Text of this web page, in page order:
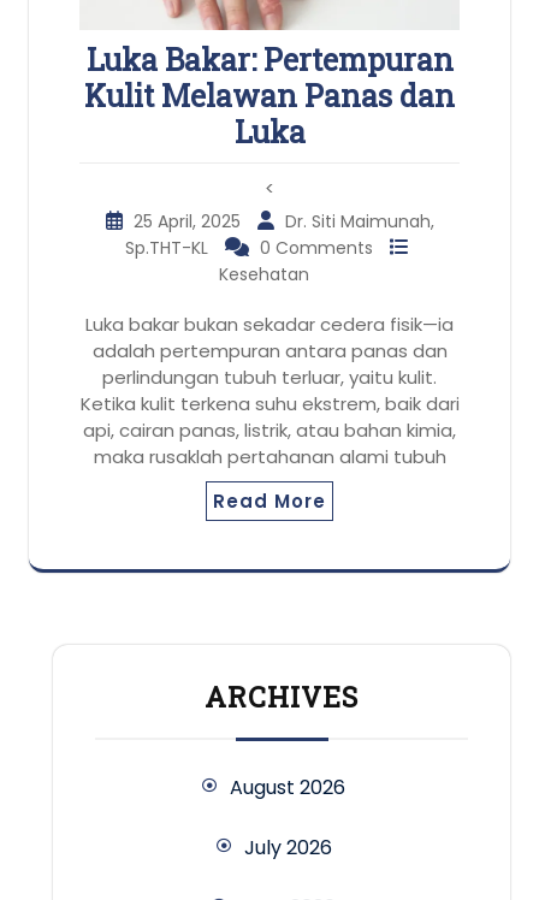
Luka Bakar: Pertempuran
Kulit Melawan Panas dan
Luka
<
25 April, 2025
Dr. Siti Maimunah,
Sp.THT-KL
0 Comments
Kesehatan
Luka bakar bukan sekadar cedera fisik—ia
adalah pertempuran antara panas dan
perlindungan tubuh terluar, yaitu kulit.
Ketika kulit terkena suhu ekstrem, baik dari
api, cairan panas, listrik, atau bahan kimia,
maka rusaklah pertahanan alami tubuh
Read More
ARCHIVES
August 2026
July 2026